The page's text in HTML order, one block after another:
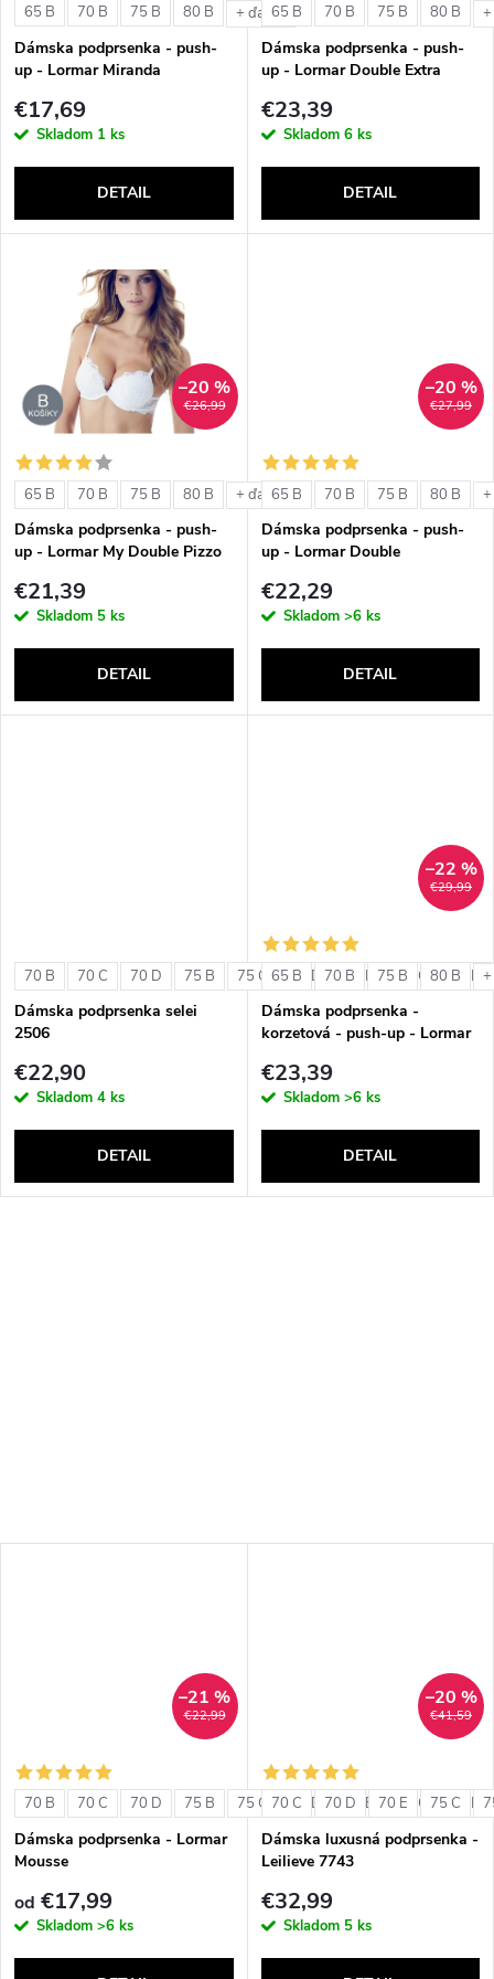
e
p
r
d
t
o
v
p
r
o
d
t
o
v
65 B 70 B 75 B 80 B + ďalšie
Dámska podprsenka - push-
up - Lormar Miranda
€17,69
Skladom 1 ks
DETAIL
65 B 70 B 75 B 80 B
Dámska podprsenka - push-
up - Lormar Double Extra
€23,39
Skladom 6 ks
DETAIL
€26,99
–20 %
65 B 70 B 75 B 80 B + ďalšie
Dámska podprsenka - push-
up - Lormar My Double Pizzo
€21,39
Skladom 5 ks
DETAIL
€27,99
–20 %
65 B 70 B 75 B 80 B
Dámska podprsenka - push-
up - Lormar Double
€22,29
Skladom >6 ks
DETAIL
70 B 70 C 70 D 75 B 75 C 75 D 80 B 80 C 80 D
Dámska podprsenka selei
2506
€22,90
Skladom 4 ks
DETAIL
€29,99
–22 %
65 B 70 B 75 B 80 B
Dámska podprsenka -
korzetová - push-up - Lormar
€23,39
Skladom >6 ks
DETAIL
€22,99
–21 %
70 B 70 C 70 D 75 B 75 C 75 D 80 B 80 C 80 D
Dámska podprsenka - Lormar
Mousse
od €17,99
Skladom >6 ks
€41,59
–20 %
70 C 70 D 70 E 75 C
Dámska luxusná podprsenka -
Leilieve 7743
€32,99
Skladom 5 ks